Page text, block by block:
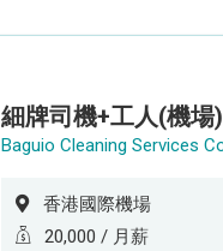
細牌司機+工人(機場)
香港國際機場
20,000 / 月薪